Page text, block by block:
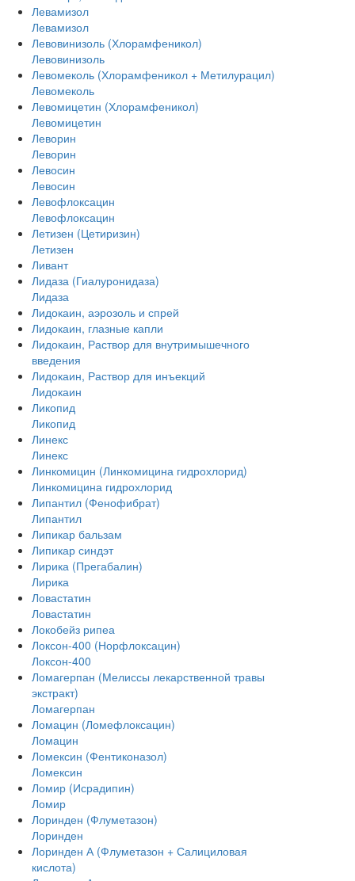
Левамизол
Левамизол
Левовинизоль (Хлорамфеникол)
Левовинизоль
Левомеколь (Хлорамфеникол + Метилурацил)
Левомеколь
Левомицетин (Хлорамфеникол)
Левомицетин
Леворин
Леворин
Левосин
Левосин
Левофлоксацин
Левофлоксацин
Летизен (Цетиризин)
Летизен
Ливант
Лидаза (Гиалуронидаза)
Лидаза
Лидокаин, аэрозоль и спрей
Лидокаин, глазные капли
Лидокаин, Раствор для внутримышечного
введения
Лидокаин, Раствор для инъекций
Лидокаин
Ликопид
Ликопид
Линекс
Линекс
Линкомицин (Линкомицина гидрохлорид)
Линкомицина гидрохлорид
Липантил (Фенофибрат)
Липантил
Липикар бальзам
Липикар синдэт
Лирика (Прегабалин)
Лирика
Ловастатин
Ловастатин
Локобейз рипеа
Локсон-400 (Норфлоксацин)
Локсон-400
Ломагерпан (Мелиссы лекарственной травы
экстракт)
Ломагерпан
Ломацин (Ломефлоксацин)
Ломацин
Ломексин (Фентиконазол)
Ломексин
Ломир (Исрадипин)
Ломир
Лоринден (Флуметазон)
Лоринден
Лоринден А (Флуметазон + Салициловая
кислота)